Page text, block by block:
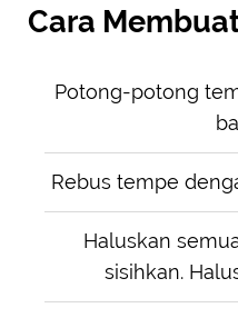
Cara
Potong-potong
Rebus tempe
Haluskan
sisihkan.